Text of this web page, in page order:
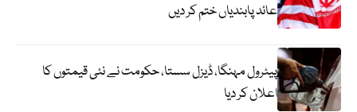
عائد پابندیاں ختم کر دیں
پیٹرول مہنگا، ڈیزل سستا، حکومت نے نئی قیمتوں کا
اعلان کر دیا